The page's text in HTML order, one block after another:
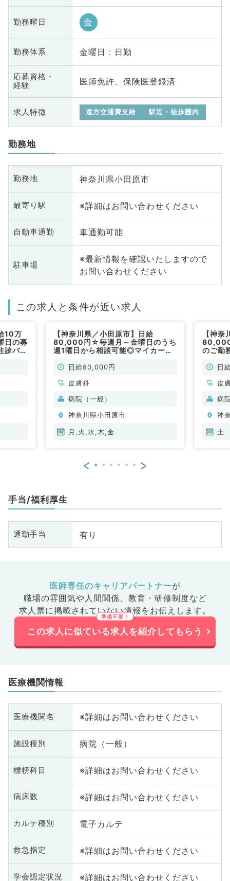
勤務曜日 金
勤務体系 金曜日 : 日勤
応募資格・
経験
医師免許、保険医登録済
求人特徴 遠方交通費支給 駅近・徒歩圏内
勤務地
勤務地 神奈川県小田原市
最寄り駅 ※詳細はお問い合わせください
自動車通勤 車通勤可能
駐車場
※最新情報を確認いたしますので
お問い合わせください
この求人と条件が近い求人
10万
日の募
診バイ
【神奈川県／小田原市】日給
80,000円☆毎週月～金曜日のうち
週1曜日から相談可能◎マイカー通
膚科／非常勤）
日給80,000円
皮膚科
病院（一般）
神奈川県小田原市
月,火,水,木,金
【神
のご勤
勤） 日
皮
病
神
土
< >
手当/福利厚生
通勤手当 有り
医師専任のキャリアパートナーが
職場の雰囲気や人間関係、 教育・研修制度など
求人票に掲載されていない情報をお伝えします。
この求人に似ている求人を紹介してもらう
医療機関情報
医療機関名 ※詳細はお問い合わせください
施設種別 病院（一般）
標榜科目 ※詳細はお問い合わせください
病床数 ※詳細はお問い合わせください
カルテ種別 電子カルテ
救急指定 ※詳細はお問い合わせください
学会認定状況 ※詳細はお問い合わせください